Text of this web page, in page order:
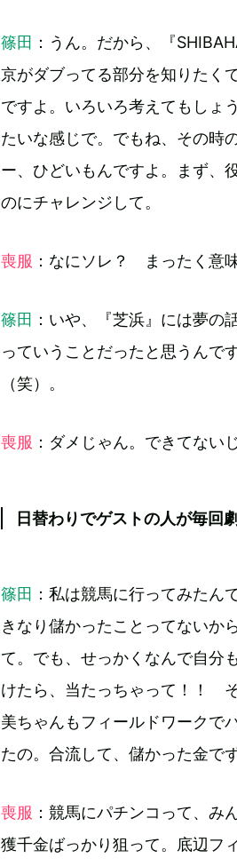
篠田 ：うん。だから、『
京がダブってる部分を知りたく
ですよ。いろいろ考えてもしょ
たいな感じで。でもね、その時
ー、ひどいもんですよ。まず、
のにチャレンジして。
喪服 ：なにソレ？ まったく意
篠田 ：いや、『芝浜』には夢の
っていうことだったと思うんで
（笑）。
喪服 ：ダメじゃん。できてない
日替わりでゲストの人が毎回
篠田 ：私は競馬に行ってみたん
きなり儲かったことってないか
て。でも、せっかくなんで自分
けたら、当たっちゃって！！
美ちゃんもフィールドワークで
たの。合流して、儲かった金で
喪服 ：競馬にパチンコって、み
獲千金ばっかり狙って。底辺フ